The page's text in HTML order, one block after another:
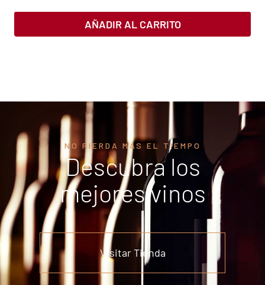
AÑADIR AL CARRITO
NO PIERDA MÁS EL TIEMPO
Descubra los
mejores vinos
Visitar Tienda